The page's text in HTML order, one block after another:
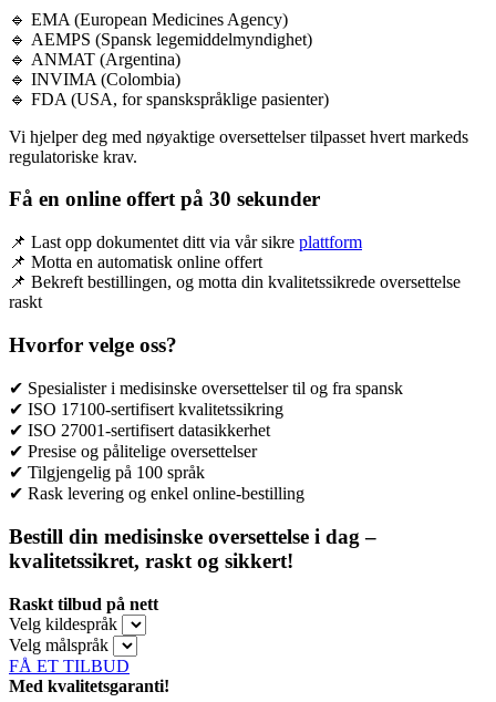
🔹 EMA (European Medicines Agency)
🔹 AEMPS (Spansk legemiddelmyndighet)
🔹 ANMAT (Argentina)
🔹 INVIMA (Colombia)
🔹 FDA (USA, for spanskspråklige pasienter)
Vi hjelper deg med nøyaktige oversettelser tilpasset hvert markeds
regulatoriske krav.
Få en online offert på 30 sekunder
📌 Last opp dokumentet ditt via vår sikre plattform
📌 Motta en automatisk online offert
📌 Bekreft bestillingen, og motta din kvalitetssikrede oversettelse
raskt
Hvorfor velge oss?
✔ Spesialister i medisinske oversettelser til og fra spansk
✔ ISO 17100-sertifisert kvalitetssikring
✔ ISO 27001-sertifisert datasikkerhet
✔ Presise og pålitelige oversettelser
✔ Tilgjengelig på 100 språk
✔ Rask levering og enkel online-bestilling
Bestill din medisinske oversettelse i dag –
kvalitetssikret, raskt og sikkert!
Raskt tilbud på nett
Velg kildespråk
Velg målspråk
FÅ ET TILBUD
Med kvalitetsgaranti!